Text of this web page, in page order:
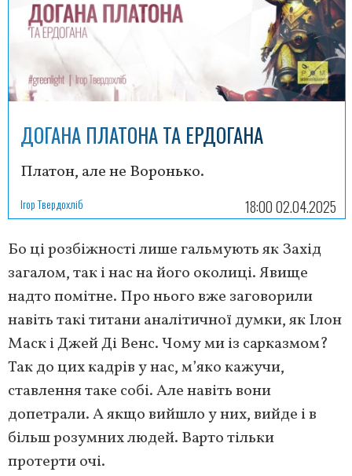
ДОГАНА ПЛАТОНА ТА ЕРДОГАНА
Платон, але не Воронько.
Ігор Твердохліб 18:00 02.04.2025
Бо ці розбіжності лише гальмують як Захід
загалом, так і нас на його околиці. Явище
надто помітне. Про нього вже заговорили
навіть такі титани аналітичної думки, як Ілон
Маск і Джей Ді Венс. Чому ми із сарказмом?
Так до цих кадрів у нас, м’яко кажучи,
ставлення таке собі. Але навіть вони
допетрали. А якщо вийшло у них, вийде і в
більш розумних людей. Варто тільки
протерти очі.